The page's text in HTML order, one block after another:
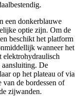
een donkerblauwe
optie zijn. Om de
beschikt het platform
wanneer het
elektrohydraulisch
aansluiting. De
op het plateau of via
de bordessen of
zijwanden.